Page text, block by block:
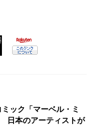
ック「マーベル・ミ
本のアーティストが